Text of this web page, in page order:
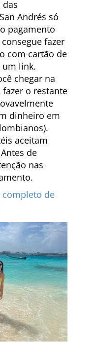
das
Andrés só
pagamento
fazer
com cartão de
um link.
chegar na
o restante
dinheiro em
aceitam
de
nas
completo de